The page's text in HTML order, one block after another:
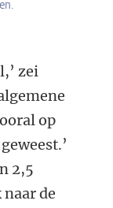
zei
op
2,5
de